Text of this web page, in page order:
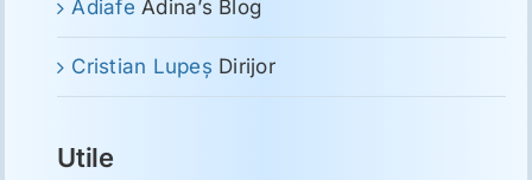
Adiafe Adina’s Blog
Cristian Lupeş Dirijor
Utile